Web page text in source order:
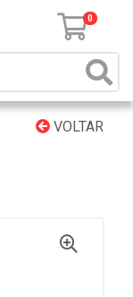
0
VOLTAR